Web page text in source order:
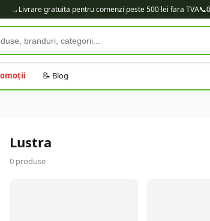
→Livrare gratuita pentru comenzi peste 500 lei fara TVA📞
📝 Blog
Lustra
0 produse